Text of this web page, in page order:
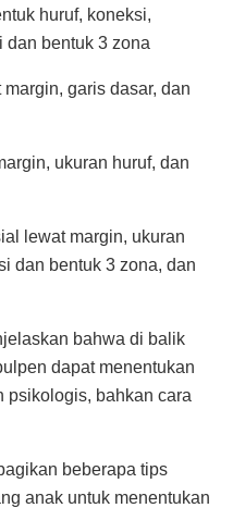
huruf, koneksi,
dan bentuk 3 zona
garis dasar, dan
ukuran huruf, dan
lewat margin, ukuran
dan bentuk 3 zona, dan
bahwa di balik
dapat menentukan
psikologis, bahkan cara
beberapa tips
anak untuk menentukan